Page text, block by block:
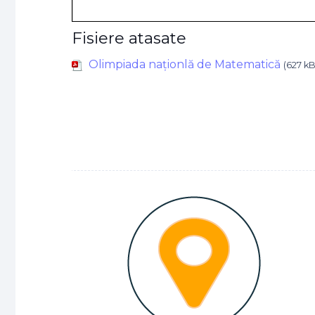
Fisiere atasate
Olimpiada naţionlă de Matematică (627